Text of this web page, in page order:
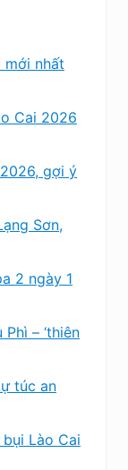
mới nhất
Cai 2026
gợi ý
Sơn,
2 ngày 1
– ‘thiên
túc an
Lào Cai